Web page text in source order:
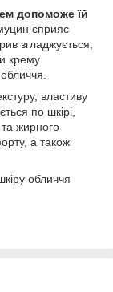
допоможе їй
сприяє
згладжується,
крему
властиву
по шкірі,
жирного
а також
обличчя